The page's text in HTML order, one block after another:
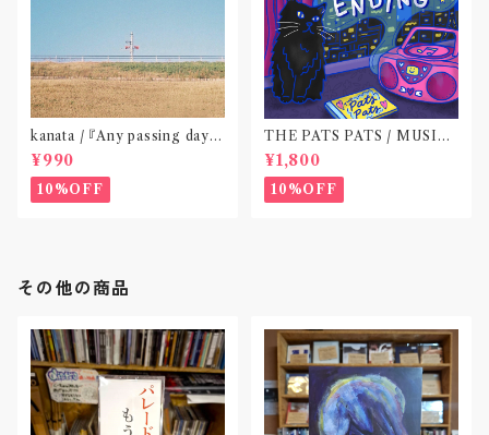
kanata / 『Any passing day -
EP』(CD作品)〝東京〟
¥990
10%OFF
THE PATS PATS / MUSIC
NEVER ENDING(CD作品)
¥1,800
10%OFF
その他の商品